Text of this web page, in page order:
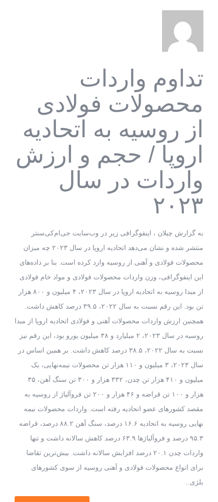
تداوم واردات
محصولات فولادی
از روسیه به اتحادیه
اروپا / حجم و ارزش
واردات در سال
۲۰۲۳
به گزارش چیلان ، اینفوگرافی زیر در وب‌سایت جی‌ام‌کی‌سنتر
منتشر شده و نشان می‌دهد اتحادیه اروپا در سال ۲۰۲۳ چه میزان
محصولات فولادی و آهنی از روسیه وارد کرده است. بنا بر داده‌های
این اینفوگرافی، وزن واردات محصولات فولادی و مواد خام فولادی
از مبدا روسیه به اتحادیه اروپا در سال ۲۰۲۳، ۴ میلیون و ۸۰۰ هزار
تن بود. این رقم نسبت به سال ۲۰۲۲، ۳۹.۵ درصد کاهش داشت.
همچنین ارزش واردات محصولات آهنی و فولادی اتحادیه اروپا از مبدا
روسیه در سال ۲۰۲۳، ۲ میلیارد و ۳۸ میلیون یورو بود، این رقم نیز
نسبت به سال ۲۰۲۲، ۳۸.۵ درصد کاهش داشت. بر همین اساس در
سال ۲۰۲۳، ۳ میلیون و ۱۱۰ هزار تن محصولات نیمه‌نهایی، یک
میلیون و ۴۱۰ هزار تن چدن، ۳۳۲ هزار و ۳۰۰ تن سنگ آهن، ۳۵
هزار و ۱۰۰ تن قراضه و ۴۶ هزار و ۲۰۰ تن فروآلیاژ از روسیه به
مقصد کشورهای عضو اتحادیه رفته است. واردات محصولات نیمه
نهایی روسیه به اتحادیه ۱۶.۶ درصد، سنگ آهن ۸۸.۲ درصد، قراضه
۹۵.۳ درصد و فروآلیاژها ۶۳.۹ درصد کاهش سالانه داشت و تنها
واردات چدن ۲۰.۱ درصد افزایش سالانه داشت. بیش‌ترین تقاضا
برای انواع محصولات فولادی و آهنی روسیه از سوی کشورهای
بلژی..